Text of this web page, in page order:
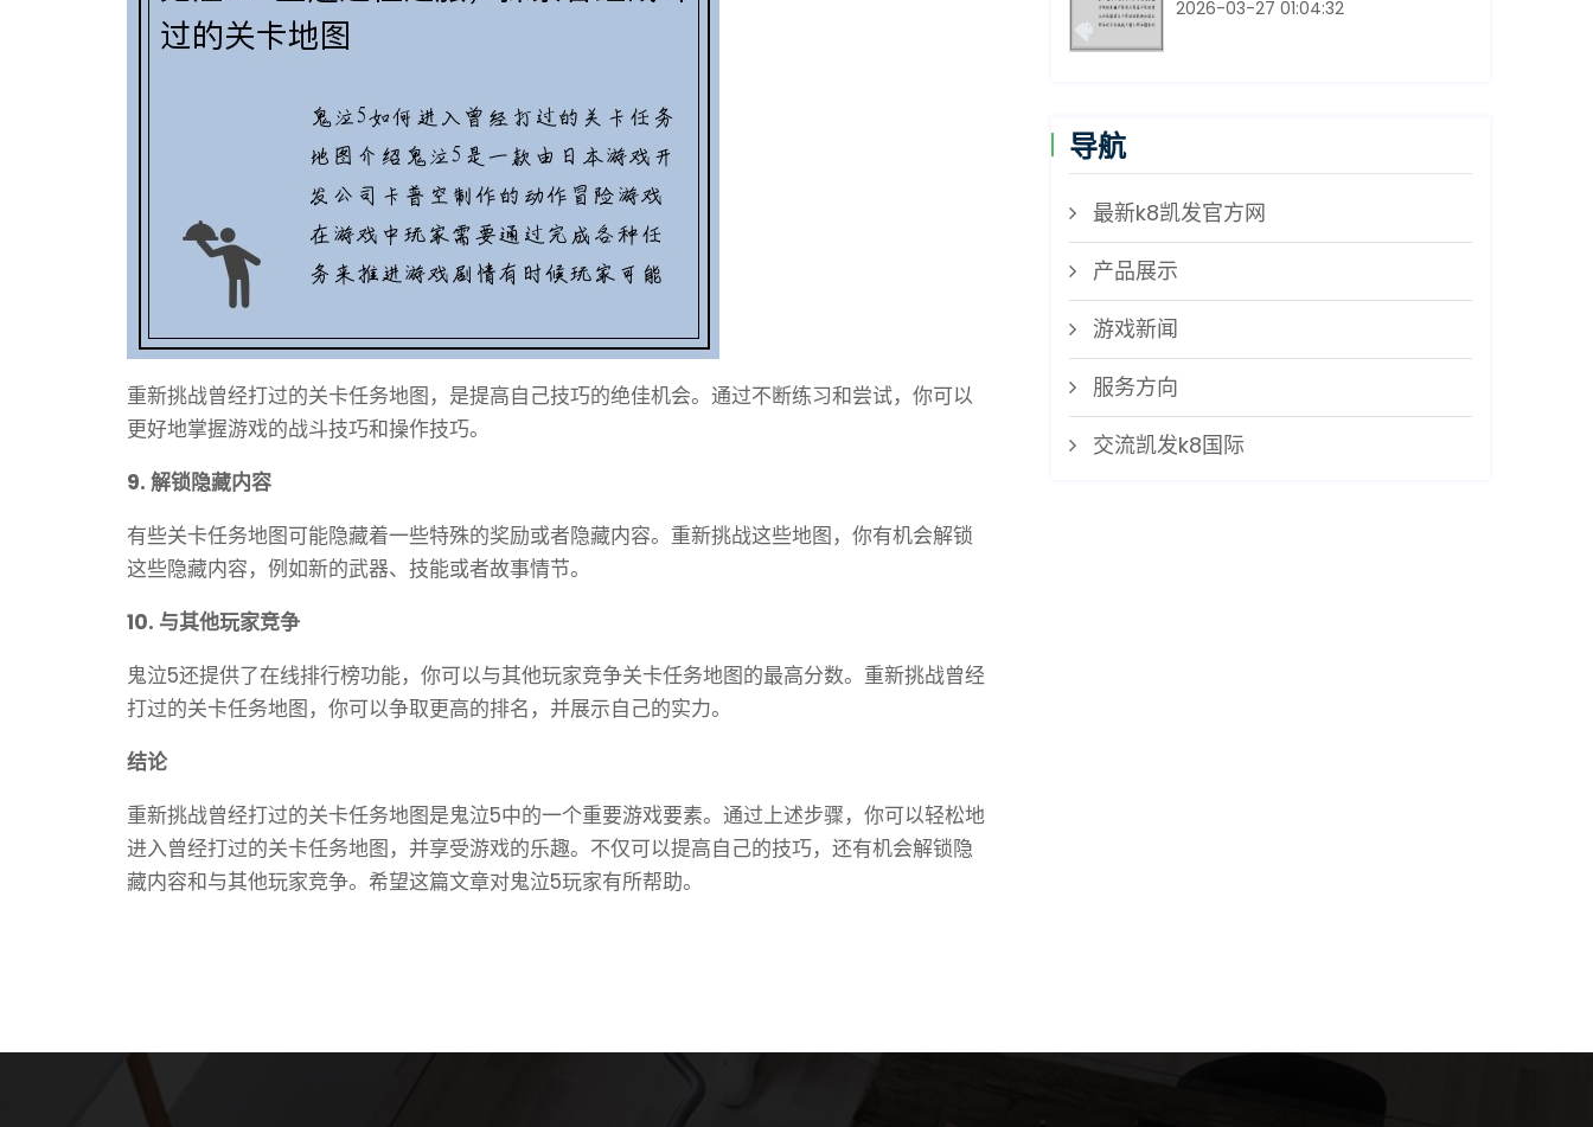
重新挑战曾经打过的关卡任务地图，是提高自己技巧的绝佳机会。通过不断练习和尝试，你可以
更好地掌握游戏的战斗技巧和操作技巧。
9. 解锁隐藏内容
有些关卡任务地图可能隐藏着一些特殊的奖励或者隐藏内容。重新挑战这些地图，你有机会解锁
这些隐藏内容，例如新的武器、技能或者故事情节。
10. 与其他玩家竞争
鬼泣5还提供了在线排行榜功能，你可以与其他玩家竞争关卡任务地图的最高分数。重新挑战曾经
打过的关卡任务地图，你可以争取更高的排名，并展示自己的实力。
结论
重新挑战曾经打过的关卡任务地图是鬼泣5中的一个重要游戏要素。通过上述步骤，你可以轻松地
进入曾经打过的关卡任务地图，并享受游戏的乐趣。不仅可以提高自己的技巧，还有机会解锁隐
藏内容和与其他玩家竞争。希望这篇文章对鬼泣5玩家有所帮助。
2026-03-27 01:04:32
导航
最新k8凯发官方网
产品展示
游戏新闻
服务方向
交流凯发k8国际